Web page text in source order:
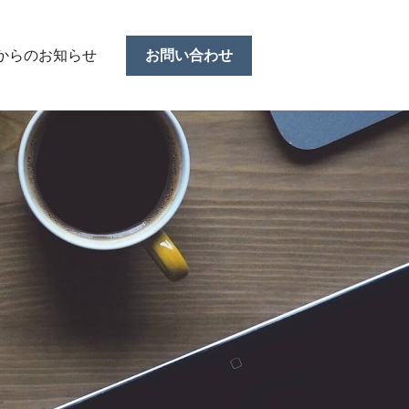
を表示
メニューを表示
らのお知らせ お問い合わせ